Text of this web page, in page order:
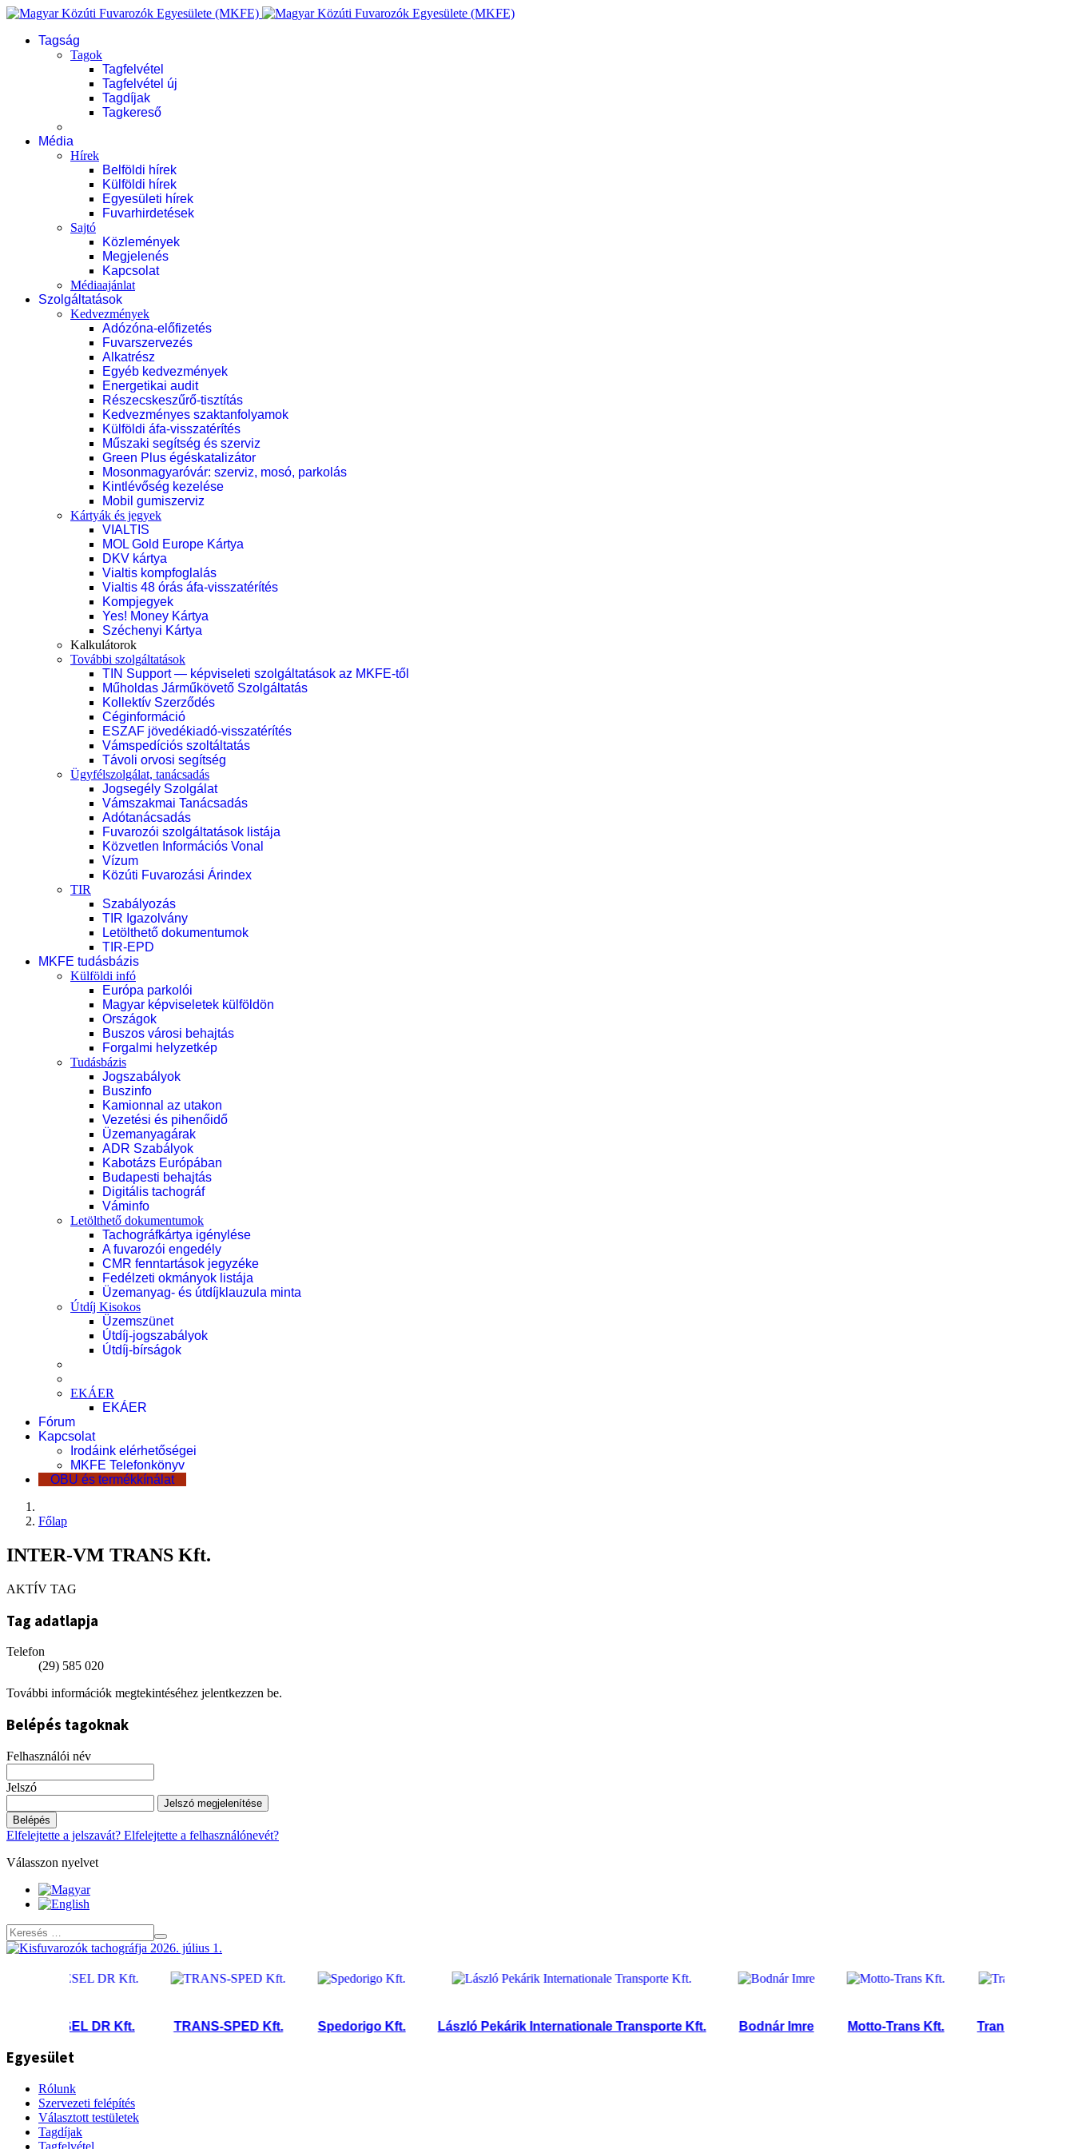
Tagság
Tagok
Tagfelvétel
Tagfelvétel új
Tagdíjak
Tagkereső
Média
Hírek
Belföldi hírek
Külföldi hírek
Egyesületi hírek
Fuvarhirdetések
Sajtó
Közlemények
Megjelenés
Kapcsolat
Médiaajánlat
Szolgáltatások
Kedvezmények
Adózóna-előfizetés
Fuvarszervezés
Alkatrész
Egyéb kedvezmények
Energetikai audit
Részecskeszűrő-tisztítás
Kedvezményes szaktanfolyamok
Külföldi áfa-visszatérítés
Műszaki segítség és szerviz
Green Plus égéskatalizátor
Mosonmagyaróvár: szerviz, mosó, parkolás
Kintlévőség kezelése
Mobil gumiszerviz
Kártyák és jegyek
VIALTIS
MOL Gold Europe Kártya
DKV kártya
Vialtis kompfoglalás
Vialtis 48 órás áfa-visszatérítés
Kompjegyek
Yes! Money Kártya
Széchenyi Kártya
Kalkulátorok
További szolgáltatások
TIN Support — képviseleti szolgáltatások az MKFE-től
Műholdas Járműkövető Szolgáltatás
Kollektív Szerződés
Céginformáció
ESZAF jövedékiadó-visszatérítés
Vámspedíciós szoltáltatás
Távoli orvosi segítség
Ügyfélszolgálat, tanácsadás
Jogsegély Szolgálat
Vámszakmai Tanácsadás
Adótanácsadás
Fuvarozói szolgáltatások listája
Közvetlen Információs Vonal
Vízum
Közúti Fuvarozási Árindex
TIR
Szabályozás
TIR Igazolvány
Letölthető dokumentumok
TIR-EPD
MKFE tudásbázis
Külföldi infó
Európa parkolói
Magyar képviseletek külföldön
Országok
Buszos városi behajtás
Forgalmi helyzetkép
Tudásbázis
Jogszabályok
Buszinfo
Kamionnal az utakon
Vezetési és pihenőidő
Üzemanyagárak
ADR Szabályok
Kabotázs Európában
Budapesti behajtás
Digitális tachográf
Váminfo
Letölthető dokumentumok
Tachográfkártya igénylése
A fuvarozói engedély
CMR fenntartások jegyzéke
Fedélzeti okmányok listája
Üzemanyag- és útdíjklauzula minta
Útdíj Kisokos
Üzemszünet
Útdíj-jogszabályok
Útdíj-bírságok
EKÁER
EKÁER
Fórum
Kapcsolat
Irodáink elérhetőségei
MKFE Telefonkönyv
OBU és termékkínálat
Főlap
INTER-VM TRANS Kft.
AKTÍV TAG
Tag adatlapja
Telefon
(29) 585 020
További információk megtekintéséhez jelentkezzen be.
Belépés tagoknak
Felhasználói név
Jelszó
Jelszó megjelenítése
Belépés
Elfelejtette a jelszavát? Elfelejtette a felhasználónevét?
Válasszon nyelvet
DIESEL DR Kft. TRANS-SPED Kft. Spedorigo Kft. László Pekárik Internationale Transporte Kft. Bodnár Imre Motto-Trans Kft. Trans-Packing Kft.
Egyesület
Rólunk
Szervezeti felépítés
Választott testületek
Tagdíjak